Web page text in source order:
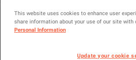
et de mesure pour vous.
This website uses cookies to enhance user
share information about your use of our site
Personal Information
Update your cookie